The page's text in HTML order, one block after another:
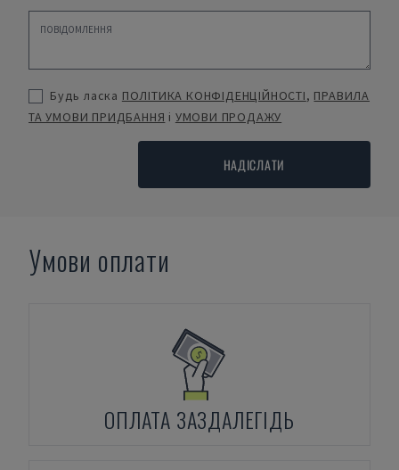
Будь ласка ПОЛІТИКА КОНФІДЕНЦІЙНОСТІ, ПРАВИЛА
ТА УМОВИ ПРИДБАННЯ і УМОВИ ПРОДАЖУ
НАДІСЛАТИ
Умови оплати
ОПЛАТА ЗАЗДАЛЕГІДЬ